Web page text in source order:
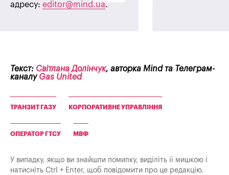
адресу: editor@mind.ua.
Текст: Світлана Долінчук, авторка Mind та Телеграм-
каналуGas United
ТРАНЗИТ ГАЗУ КОРПОРАТИВНЕ УПРАВЛІННЯ
ОПЕРАТОР ГТСУ МВФ
У випадку, якщо ви знайшли помилку, виділіть її мишкою і
натисніть Ctrl + Enter, щоб повідомити про це редакцію.